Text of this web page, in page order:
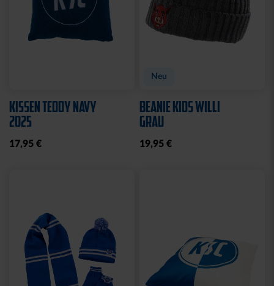
KISSEN TEDDY NAVY
2025
17,95 €
Neu
BEANIE KIDS WILLI
GRAU
19,95 €